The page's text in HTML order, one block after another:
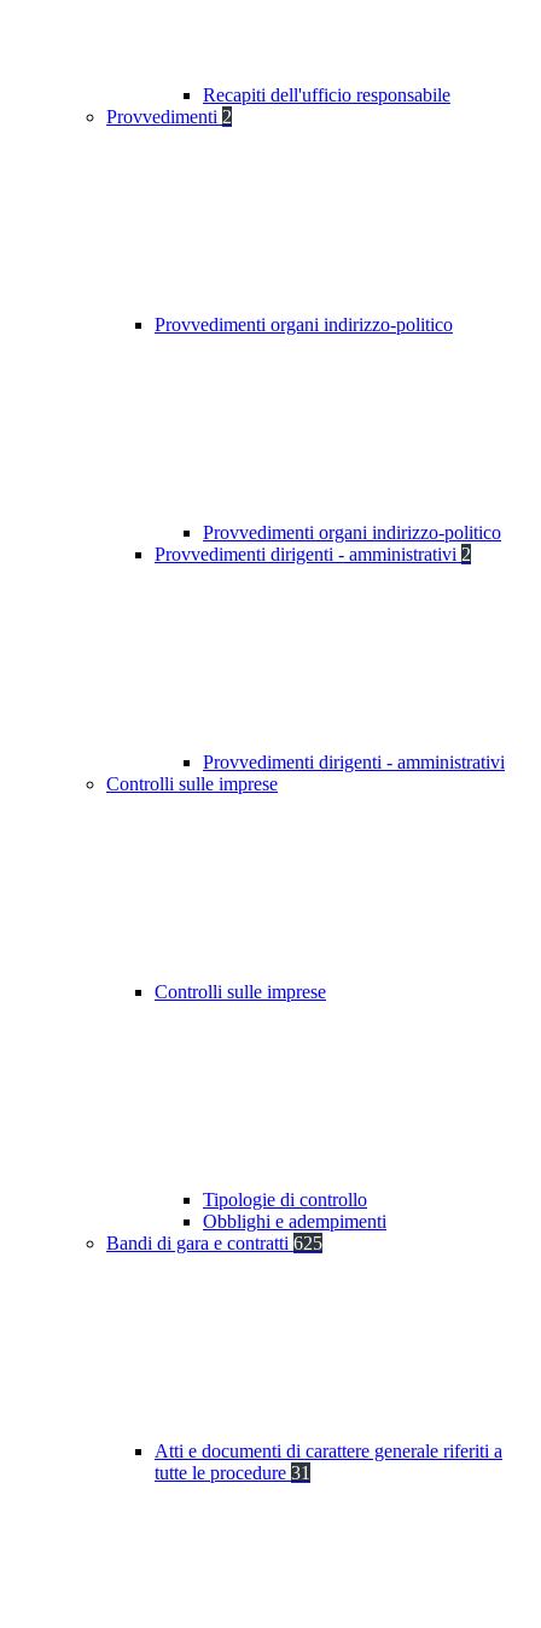
Recapiti dell'ufficio responsabile
Provvedimenti 2
Provvedimenti organi indirizzo-politico
Provvedimenti organi indirizzo-politico
Provvedimenti dirigenti - amministrativi 2
Provvedimenti dirigenti - amministrativi
Controlli sulle imprese
Controlli sulle imprese
Tipologie di controllo
Obblighi e adempimenti
Bandi di gara e contratti 625
Atti e documenti di carattere generale riferiti a
tutte le procedure 31